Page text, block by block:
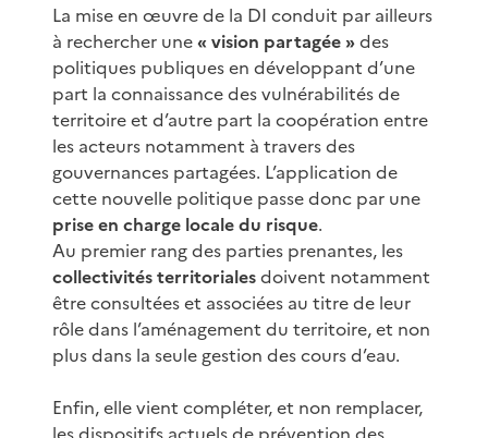
La mise en œuvre de la DI conduit par ailleurs
à rechercher une« vision partagée »des
politiques publiques en développant d’une
part la connaissance des vulnérabilités de
territoire et d’autre part la coopération entre
les acteurs notamment à travers des
gouvernances partagées. L’application de
cette nouvelle politique passe donc par une
prise en charge locale du risque.
Au premier rang des parties prenantes, les
collectivités territorialesdoivent notamment
être consultées et associées au titre de leur
rôle dans l’aménagement du territoire, et non
plus dans la seule gestion des cours d’eau.
Enfin, elle vient compléter, et non remplacer,